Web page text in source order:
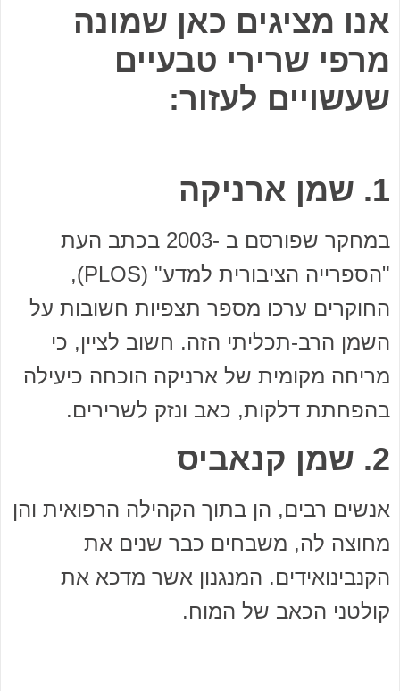
אנו מציגים כאן שמונה
מרפי שרירי טבעיים
שעשויים לעזור:
1. שמן ארניקה
במחקר שפורסם ב -2003 בכתב העת
"הספרייה הציבורית למדע" (PLOS),
החוקרים ערכו מספר תצפיות חשובות על
השמן הרב-תכליתי הזה. חשוב לציין, כי
מריחה מקומית של ארניקה הוכחה כיעילה
בהפחתת דלקות, כאב ונזק לשרירים.
2. שמן קנאביס
אנשים רבים, הן בתוך הקהילה הרפואית והן
מחוצה לה, משבחים כבר שנים את
הקנבינואידים. המנגנון אשר מדכא את
קולטני הכאב של המוח.